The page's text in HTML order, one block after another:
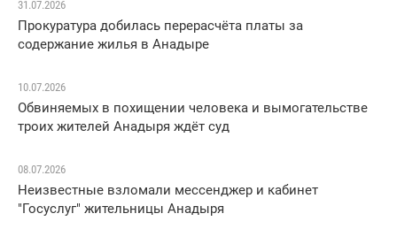
31.07.2026
Прокуратура добилась перерасчёта платы за
содержание жилья в Анадыре
10.07.2026
Обвиняемых в похищении человека и вымогательстве
троих жителей Анадыря ждёт суд
08.07.2026
Неизвестные взломали мессенджер и кабинет
"Госуслуг" жительницы Анадыря